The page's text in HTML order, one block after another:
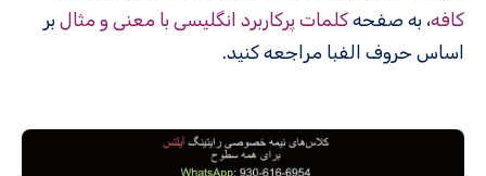
کافه، به صفحه کلمات پرکاربرد انگلیسی با معنی و مثال بر
اساس حروف الفبا مراجعه کنید.